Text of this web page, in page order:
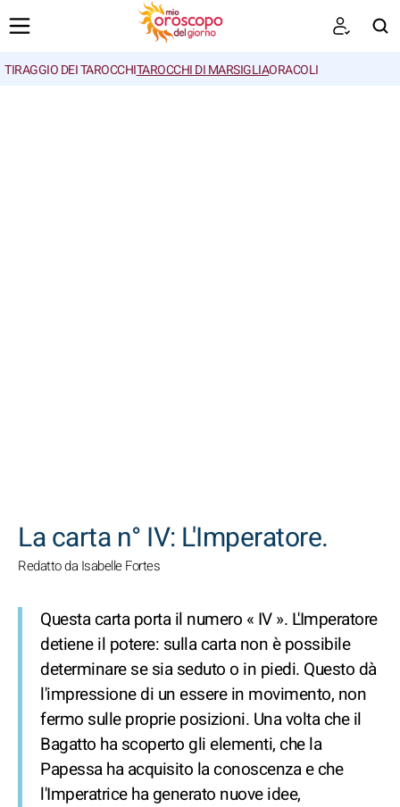
TIRAGGIO DEI TAROCCHITAROCCHI DI MARSIGLIAORACOLI
La carta n° IV: L'Imperatore.
Redatto da Isabelle Fortes
Questa carta porta il numero « IV ». L'Imperatore
detiene il potere: sulla carta non è possibile
determinare se sia seduto o in piedi. Questo dà
l'impressione di un essere in movimento, non
fermo sulle proprie posizioni. Una volta che il
Bagatto ha scoperto gli elementi, che la
Papessa ha acquisito la conoscenza e che
l'Imperatrice ha generato nuove idee,